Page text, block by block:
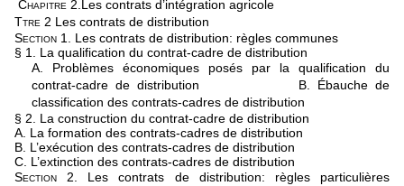
Chapitre 2. Les contrats d’intégration agricole
Ttre 2 Les contrats de distribution
Section 1.
Les contrats de distribution: règles communes
§ 1. La qualification du contrat-cadre de distribution
A. Problèmes économiques posés par la qualification du
contrat-cadre de distribution
B. Ébauche de
classification des contrats-cadres de distribution
§ 2. La construction du contrat-cadre de distribution
A. La formation des contrats-cadres de distribution
B. L’exécution des contrats-cadres de distribution
C. L’extinction des contrats-cadres de distribution
Section 2.
Les contrats de distribution: règles particulières